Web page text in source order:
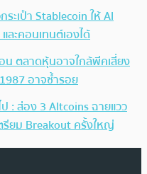
ะเป๋า Stablecoin ให้ AI
ละคอนเทนต์เองได้
น ตลาดหุ้นอาจใกล้พีคเสี่ยง
อาจซ้ำรอย
: ส่อง 3 Altcoins ฉายแวว
ยม Breakout ครั้งใหญ่